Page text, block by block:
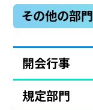
その他の部門
開会行事
規定部門